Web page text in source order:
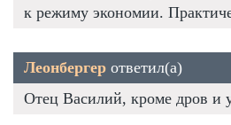
к режиму экономии.
Леонбергер ответил(а)
Отец Василий, кроме дров и